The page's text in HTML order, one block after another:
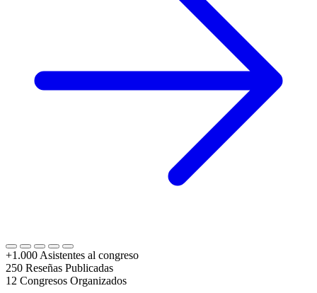
+1.000 Asistentes al congreso
250 Reseñas Publicadas
12 Congresos Organizados